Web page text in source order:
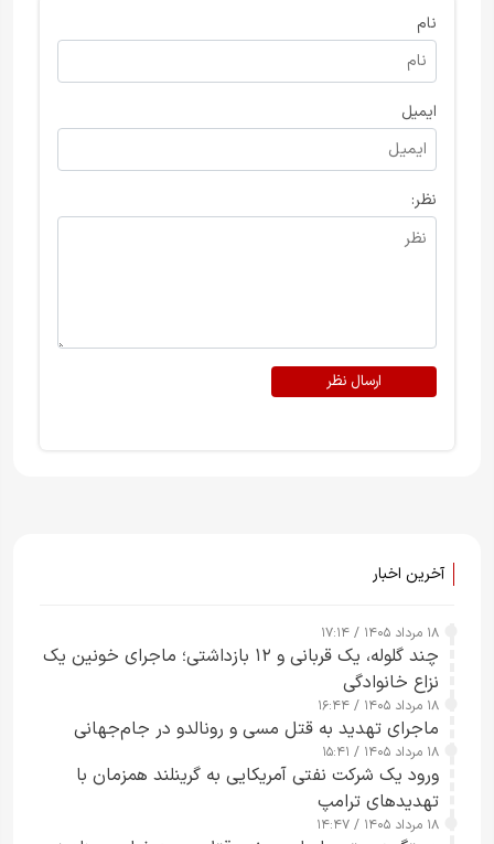
نام
ایمیل
نظر:
ارسال نظر
آخرین اخبار
۱۸ مرداد ۱۴۰۵ / ۱۷:۱۴
چند گلوله، یک قربانی و ۱۲ بازداشتی؛ ماجرای خونین یک
نزاع خانوادگی
۱۸ مرداد ۱۴۰۵ / ۱۶:۴۴
ماجرای تهدید به قتل مسی و رونالدو در جام‌جهانی
۱۸ مرداد ۱۴۰۵ / ۱۵:۴۱
ورود یک شرکت نفتی آمریکایی به گرینلند همزمان با
تهدیدهای ترامپ
۱۸ مرداد ۱۴۰۵ / ۱۴:۴۷